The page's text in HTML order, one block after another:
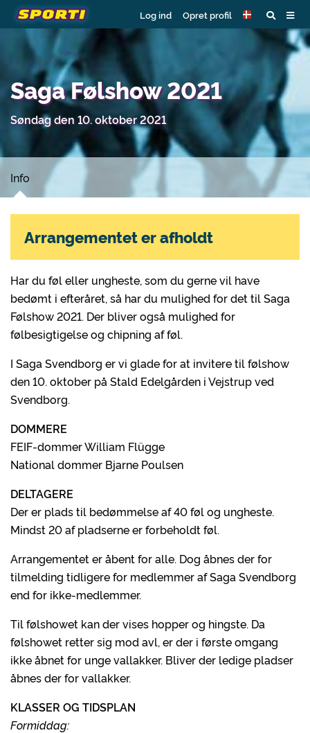
Log ind Opret profil
Saga Følshow 2021
Søndag den 10. oktober 2021
Info
Har du føl eller ungheste, som du gerne vil have
bedømt i efteråret, så har du mulighed for det til Saga
Følshow 2021. Der bliver også mulighed for
følbesigtigelse og chipning af føl.
I Saga Svendborg er vi glade for at invitere til følshow
den 10. oktober på Stald Edelgården i Vejstrup ved
Svendborg.
DOMMERE
FEIF-dommer William Flügge
National dommer Bjarne Poulsen
DELTAGERE
Der er plads til bedømmelse af 40 føl og ungheste.
Mindst 20 af pladserne er forbeholdt føl.
Arrangementet er åbent for alle. Dog åbnes der for
tilmelding tidligere for medlemmer af Saga Svendborg
end for ikke-medlemmer.
Til følshowet kan der vises hopper og hingste. Da
følshowet retter sig mod avl, er der i første omgang
ikke åbnet for unge vallakker. Bliver der ledige pladser
åbnes der for vallakker.
KLASSER OG TIDSPLAN
Formiddag:
Arrangementet er afholdt